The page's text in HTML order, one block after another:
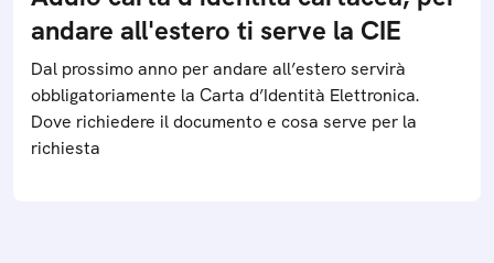
andare all'estero ti serve la CIE
Dal prossimo anno per andare all’estero servirà
obbligatoriamente la Carta d’Identità Elettronica.
Dove richiedere il documento e cosa serve per la
richiesta